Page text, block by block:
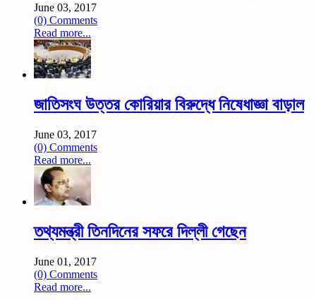
June 03, 2017
(0) Comments
Read more...
জাতিসংঘ উত্তর কোরিয়ার বিরুদ্ধে নিষেধাজ্ঞা বাড়াল
June 03, 2017
(0) Comments
Read more...
তথ্যমন্ত্রী তিনদিনের সফরে দিল্লী গেছেন
June 01, 2017
(0) Comments
Read more...